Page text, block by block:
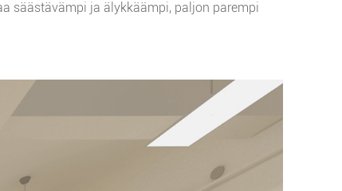
säästävämpi ja älykkäämpi, paljon parempi